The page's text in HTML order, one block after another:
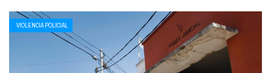
VIOLENCIA POLICIAL